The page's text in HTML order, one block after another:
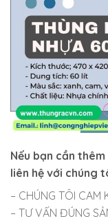
Nếu bạn cần
liên hệ với chúng
– CHÚNG TÔI CAM
– TƯ VẤN ĐÚNG